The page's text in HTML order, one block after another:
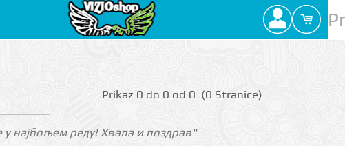
Prikаz 0 do 0 оd 0. (0 Strаnicе)
у најбољем реду! Хвала и поздрав"